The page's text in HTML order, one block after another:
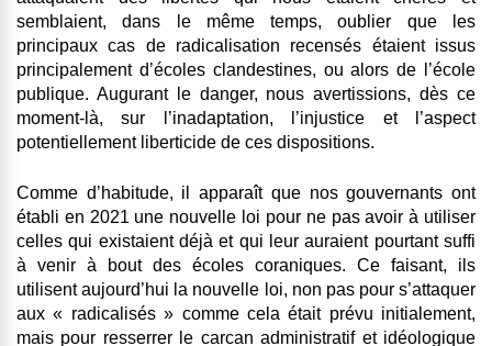
semblaient, dans le même temps, oublier que les
principaux cas de radicalisation recensés étaient issus
principalement d’écoles clandestines, ou alors de l’école
publique. Augurant le danger, nous avertissions, dès ce
moment-là, sur l’inadaptation, l’injustice et l’aspect
potentiellement liberticide de ces dispositions.
Comme d’habitude, il apparaît que nos gouvernants ont
établi en 2021 une nouvelle loi pour ne pas avoir à utiliser
celles qui existaient déjà et qui leur auraient pourtant suffi
à venir à bout des écoles coraniques. Ce faisant, ils
utilisent aujourd’hui la nouvelle loi, non pas pour s’attaquer
aux « radicalisés » comme cela était prévu initialement,
mais pour resserrer le carcan administratif et idéologique